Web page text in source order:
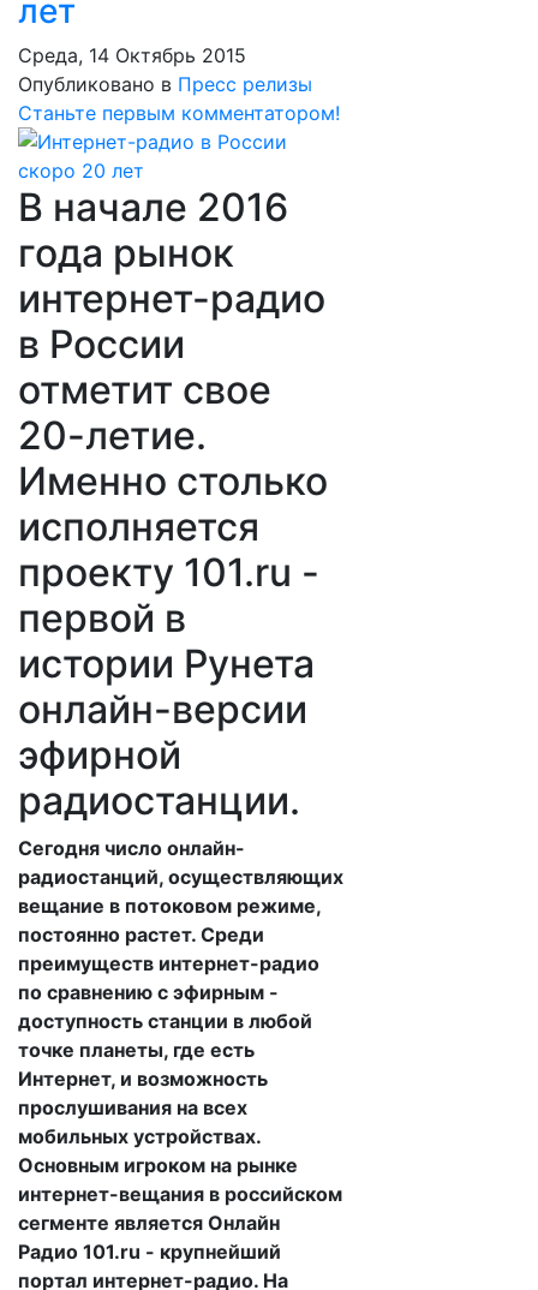
лет
Среда, 14 Октябрь 2015
Опубликовано в Пресс релизы
Станьте первым комментатором!
В начале 2016
года рынок
интернет-радио
в России
отметит свое
20-летие.
Именно столько
исполняется
проекту 101.ru -
первой в
истории Рунета
онлайн-версии
эфирной
радиостанции.
Сегодня число онлайн-
радиостанций, осуществляющих
вещание в потоковом режиме,
постоянно растет. Среди
преимуществ интернет-радио
по сравнению с эфирным -
доступность станции в любой
точке планеты, где есть
Интернет, и возможность
прослушивания на всех
мобильных устройствах.
Основным игроком на рынке
интернет-вещания в российском
сегменте является Онлайн
Радио 101.ru - крупнейший
портал интернет-радио. На